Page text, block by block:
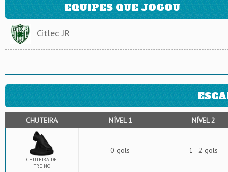
EQUIPES QUE JOGOU
Citlec JR
CHUTEIRA NÍVEL 1 NÍVEL 2
CHUTEIRA DE
TREINO
0 gols 1 - 2 gols